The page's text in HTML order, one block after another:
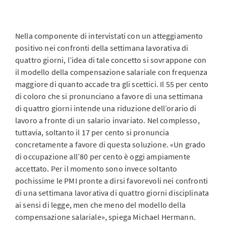
Nella componente di intervistati con un atteggiamento
positivo nei confronti della settimana lavorativa di
quattro giorni, l’idea di tale concetto si sovrappone con
il modello della compensazione salariale con frequenza
maggiore di quanto accade tra gli scettici. Il 55 per cento
di coloro che si pronunciano a favore di una settimana
di quattro giorni intende una riduzione dell’orario di
lavoro a fronte di un salario invariato. Nel complesso,
tuttavia, soltanto il 17 per cento si pronuncia
concretamente a favore di questa soluzione. «Un grado
di occupazione all’80 per cento è oggi ampiamente
accettato. Per il momento sono invece soltanto
pochissime le PMI pronte a dirsi favorevoli nei confronti
di una settimana lavorativa di quattro giorni disciplinata
ai sensi di legge, men che meno del modello della
compensazione salariale», spiega Michael Hermann.